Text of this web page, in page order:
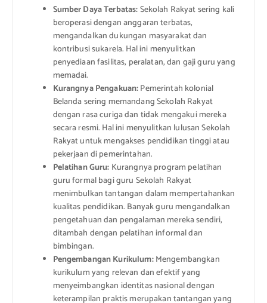
Sumber Daya Terbatas:Sekolah Rakyat sering kali
beroperasi dengan anggaran terbatas,
mengandalkan dukungan masyarakat dan
kontribusi sukarela. Hal ini menyulitkan
penyediaan fasilitas, peralatan, dan gaji guru yang
memadai.
Kurangnya Pengakuan:Pemerintah kolonial
Belanda sering memandang Sekolah Rakyat
dengan rasa curiga dan tidak mengakui mereka
secara resmi. Hal ini menyulitkan lulusan Sekolah
Rakyat untuk mengakses pendidikan tinggi atau
pekerjaan di pemerintahan.
Pelatihan Guru: Kurangnya program pelatihan
guru formal bagi guru Sekolah Rakyat
menimbulkan tantangan dalam mempertahankan
kualitas pendidikan. Banyak guru mengandalkan
pengetahuan dan pengalaman mereka sendiri,
ditambah dengan pelatihan informal dan
bimbingan.
Pengembangan Kurikulum:Mengembangkan
kurikulum yang relevan dan efektif yang
menyeimbangkan identitas nasional dengan
keterampilan praktis merupakan tantangan yang